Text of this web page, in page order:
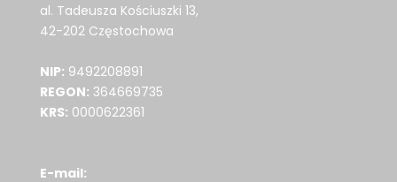
al. Tadeusza Kościuszki 13,
42-202 Częstochowa
NIP: 9492208891
REGON: 364669735
KRS: 0000622361
E-mail: